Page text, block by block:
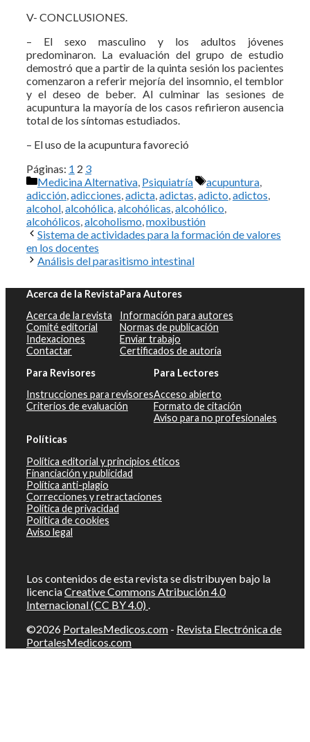
V- CONCLUSIONES.
– El sexo masculino y los adultos jóvenes
predominaron. La evaluación del grupo de estudio
demostró que a partir de la quinta sesión los pacientes
comenzaron a referir mejoría del insomnio, el temblor
y el deseo de beber. Al culminar las sesiones de
acupuntura la mayoría de los casos refirieron ausencia
total de los síntomas estudiados.
– El uso de la acupuntura favoreció
Páginas: 1 2 3
Categorías
Medicina Alternativa Psiquiatría Etiquetas
acupuntura
adicción adicciones adicta adictas adicto adictos
alcohol alcohólica alcohólicas alcohólico
alcohólicos alcoholismo moxibustión
Sistema de actividades para la formación de valores
en los docentes
Análisis del parasitismo intestinal
Acerca de la Revista
Acerca de la revista
Comité editorial
Indexaciones
Contactar
Para Autores
Información para autores
Normas de publicación
Enviar trabajo
Certificados de autoría
Para Revisores
Instrucciones para revisores
Criterios de evaluación
Para Lectores
Acceso abierto
Formato de citación
Aviso para no profesionales
Políticas
Política editorial y principios éticos
Financiación y publicidad
Política anti-plagio
Correcciones y retractaciones
Política de privacidad
Política de cookies
Aviso legal
Los contenidos de esta revista se distribuyen bajo la
licenciaCreative Commons Atribución 4.0
Internacional (CC BY 4.0) .
©2026 PortalesMedicos.com - Revista Electrónica de
PortalesMedicos.com